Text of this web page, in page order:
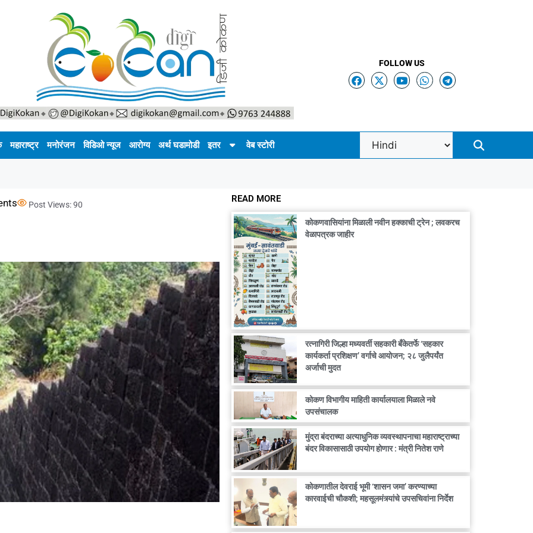
FOLLOW US
महाराष्ट्र मनोरंजन विडिओ न्यूज आरोग्य अर्थ घडामोडी इतर वेब स्टोरी
Post Views:90
READ MORE
कोकणवासियांना मिळाली नवीन हक्काची ट्रेन ; लवकरच
वेळापत्रक जाहीर
रत्नागिरी जिल्हा मध्यवर्ती सहकारी बँकेतर्फे ‘सहकार
कार्यकर्ता प्रशिक्षण’ वर्गाचे आयोजन; २८ जुलैपर्यंत
अर्जाची मुदत
कोकण विभागीय माहिती कार्यालयाला मिळाले नवे
उपसंचालक
मुंद्रा बंदराच्या अत्याधुनिक व्यवस्थापनाचा महाराष्ट्राच्या
बंदर विकासासाठी उपयोग होणार : मंत्री नितेश राणे
कोकणातील देवराई भूमी ‘शासन जमा’ करण्याच्या
कारवाईची चौकशी; महसूलमंत्र्यांचे उपसचिवांना निर्देश